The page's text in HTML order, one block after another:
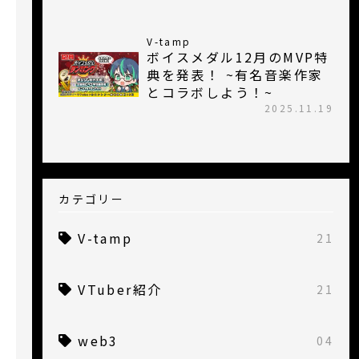
V-tamp
ボイスメダル12月のMVP特
典を発表！ ~有名音楽作家
とコラボしよう！~
2025.11.19
カテゴリー
V-tamp 21
VTuber紹介 21
web3 04